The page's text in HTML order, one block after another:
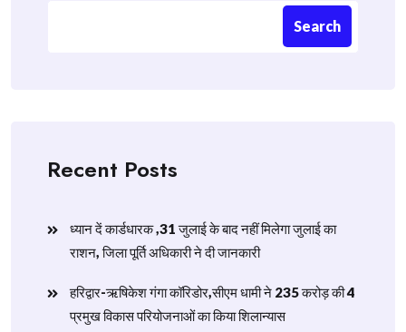
Search
Recent Posts
ध्यान दें कार्डधारक ,31 जुलाई के बाद नहीं मिलेगा जुलाई का
राशन, जिला पूर्ति अधिकारी ने दी जानकारी
हरिद्वार-ऋषिकेश गंगा कॉरिडोर,सीएम धामी ने 235 करोड़ की 4
प्रमुख विकास परियोजनाओं का किया शिलान्यास